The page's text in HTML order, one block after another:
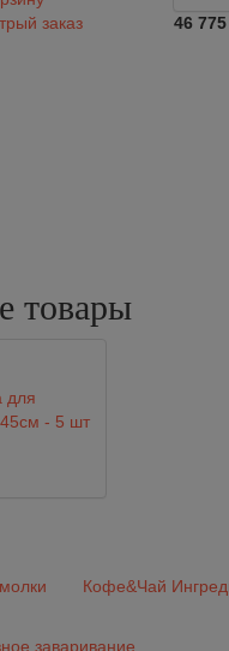
заказ
46 775
товары
для
- 5 шт
Кофе&Чай
заваривание